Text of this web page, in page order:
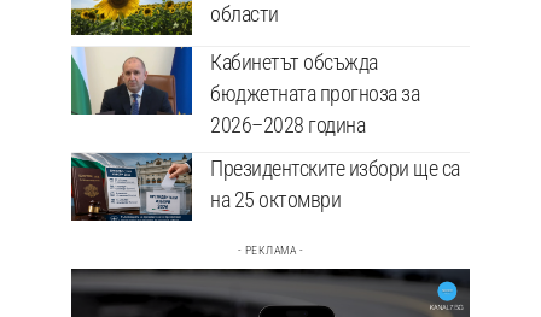
области
Кабинетът обсъжда
бюджетната прогноза за
2026–2028 година
Президентските избори ще са
на 25 октомври
- РЕКЛАМА -